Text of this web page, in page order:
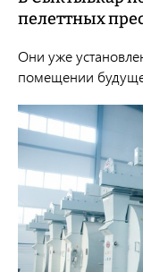
пелеттных
Они уже
помещении